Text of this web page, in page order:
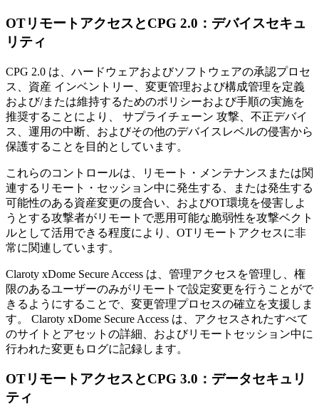
OTリモートアクセスとCPG 2.0：デバイスセキュ
リティ
CPG 2.0 は、ハードウェアおよびソフトウェアの承認プロセ
ス、資産 インベントリー、変更管理および構成管理を定義
および/または維持するためのポリシーおよび手順の実施を
推奨することにより、 サプライチェーン 攻撃、不正デバイ
ス、運用の中断、およびその他のデバイスレベルの侵害から
保護することを目的としています。
これらのコントロールは、リモート・メンテナンスまたは関
連するリモート・セッション中に発生する、または発生する
可能性のある資産変更の度合い、およびOT環境を侵害しよ
うとする攻撃者がリモートで悪用可能な脆弱性を攻撃ベクト
ルとして活用できる程度により、OTリモートアクセスに非
常に関連しています。
Claroty xDome Secure Access は、管理アクセスを管理し、権
限のあるユーザーのみがリモートで設定変更を行うことがで
きるようにすることで、変更管理プロセスの確立を支援しま
す。 Claroty xDome Secure Access は、アクセスされたすべて
のサイトとアセットの詳細、およびリモートセッション中に
行われた変更もログに記録します。
OTリモートアクセスとCPG 3.0：データセキュリ
ティ